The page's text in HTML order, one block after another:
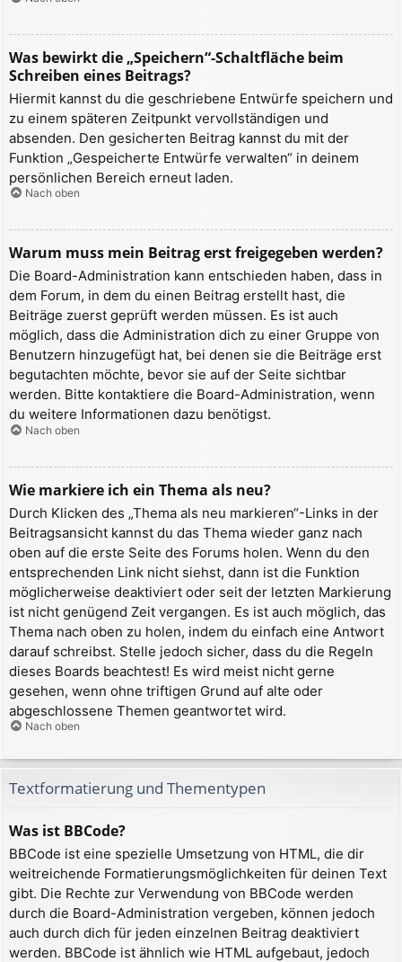
Was bewirkt die „Speichern“-Schaltfläche beim
Schreiben eines Beitrags?
Hiermit kannst du die geschriebene Entwürfe speichern und
zu einem späteren Zeitpunkt vervollständigen und
absenden. Den gesicherten Beitrag kannst du mit der
Funktion „Gespeicherte Entwürfe verwalten“ in deinem
persönlichen Bereich erneut laden.
Nach oben
Warum muss mein Beitrag erst freigegeben werden?
Die Board-Administration kann entschieden haben, dass in
dem Forum, in dem du einen Beitrag erstellt hast, die
Beiträge zuerst geprüft werden müssen. Es ist auch
möglich, dass die Administration dich zu einer Gruppe von
Benutzern hinzugefügt hat, bei denen sie die Beiträge erst
begutachten möchte, bevor sie auf der Seite sichtbar
werden. Bitte kontaktiere die Board-Administration, wenn
du weitere Informationen dazu benötigst.
Nach oben
Wie markiere ich ein Thema als neu?
Durch Klicken des „Thema als neu markieren“-Links in der
Beitragsansicht kannst du das Thema wieder ganz nach
oben auf die erste Seite des Forums holen. Wenn du den
entsprechenden Link nicht siehst, dann ist die Funktion
möglicherweise deaktiviert oder seit der letzten Markierung
ist nicht genügend Zeit vergangen. Es ist auch möglich, das
Thema nach oben zu holen, indem du einfach eine Antwort
darauf schreibst. Stelle jedoch sicher, dass du die Regeln
dieses Boards beachtest! Es wird meist nicht gerne
gesehen, wenn ohne triftigen Grund auf alte oder
abgeschlossene Themen geantwortet wird.
Nach oben
Textformatierung und Thementypen
Was ist BBCode?
BBCode ist eine spezielle Umsetzung von HTML, die dir
weitreichende Formatierungsmöglichkeiten für deinen Text
gibt. Die Rechte zur Verwendung von BBCode werden
durch die Board-Administration vergeben, können jedoch
auch durch dich für jeden einzelnen Beitrag deaktiviert
werden. BBCode ist ähnlich wie HTML aufgebaut, jedoch